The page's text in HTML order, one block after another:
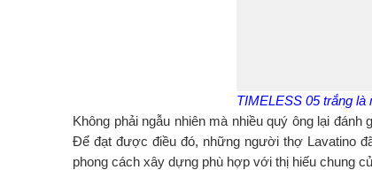
TIMELESS 05 trắng là
Không phải ngẫu nhiên mà nhiều quý ông lại đánh
Để đạt được điều đó, những người thợ Lavatino
phong cách xây dựng phù hợp với thị hiếu chung